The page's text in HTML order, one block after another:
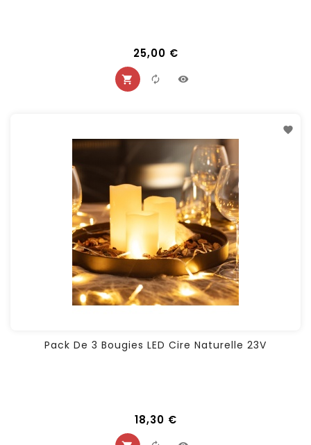
25,00 €
Pack De 3 Bougies LED Cire Naturelle 23V
18,30 €